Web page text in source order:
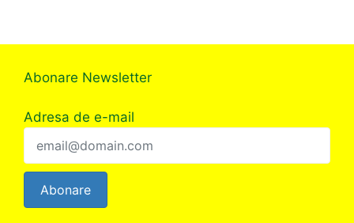
Abonare Newsletter
Adresa de e-mail
Abonare